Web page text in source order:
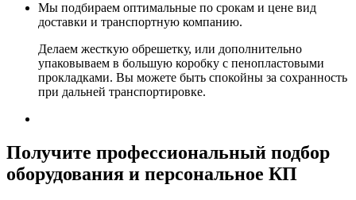
Мы подбираем оптимальные по срокам и цене вид
доставки и транспортную компанию.
Делаем жесткую обрешетку, или дополнительно
упаковываем в большую коробку с пенопластовыми
прокладками. Вы можете быть спокойны за сохранность
при дальней транспортировке.
Получите профессиональный подбор
оборудования и персональное КП